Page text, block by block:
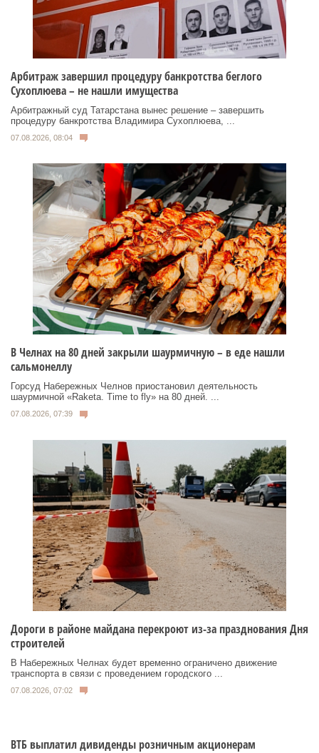
Арбитраж завершил процедуру банкротства беглого
Сухоплюева – не нашли имущества
Арбитражный суд Татарстана вынес решение – завершить
процедуру банкротства Владимира Сухоплюева, ...
07.08.2026, 08:04
В Челнах на 80 дней закрыли шаурмичную – в еде нашли
сальмонеллу
Горсуд Набережных Челнов приостановил деятельность
шаурмичной «Raketa. Time to fly» на 80 дней. ...
07.08.2026, 07:39
Дороги в районе майдана перекроют из-за празднования Дня
строителей
В Набережных Челнах будет временно ограничено движение
транспорта в связи с проведением городского ...
07.08.2026, 07:02
ВТБ выплатил дивиденды розничным акционерам